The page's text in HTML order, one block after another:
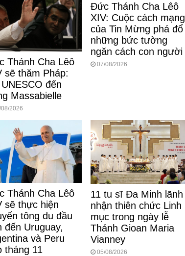
Thánh Cha Lêô
sẽ thăm Pháp:
đến
Massabielle
2026
Đức Thánh Cha Lêô
XIV: Cuộc cách mạng
của Tin Mừng phá đổ
những bức tường
ngăn cách con người
07/08/2026
Thánh Cha Lêô
sẽ thực hiện
tông du đầu
đến Uruguay,
và Peru
tháng 11
11 tu sĩ Đa Minh lãnh
nhận thiên chức Linh
mục trong ngày lễ
Thánh Gioan Maria
Vianney
05/08/2026